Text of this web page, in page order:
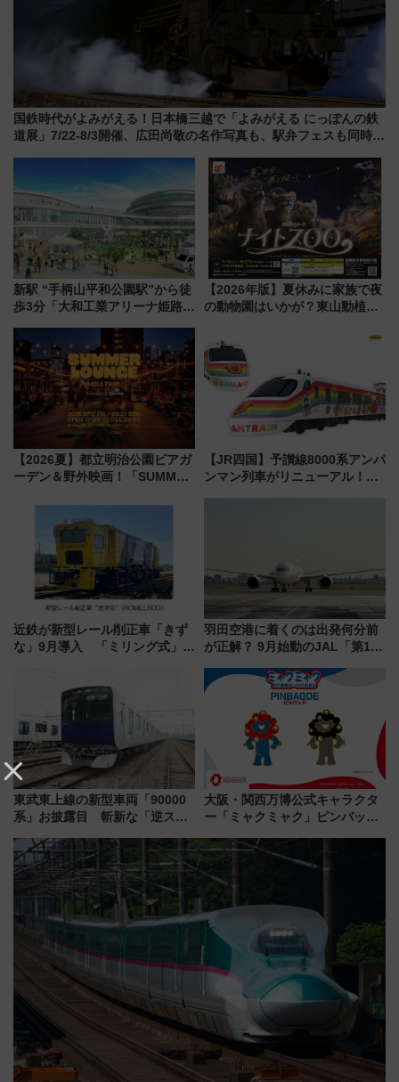
国鉄時代がよみがえる！日本橋三越で「よみがえる にっぽんの鉄
道展」7/22-8/3開催、広田尚敬の名作写真も、駅弁フェスも同時開
新駅 “手柄山平和公園駅”から徒
歩3分「大和工業アリーナ姫路」
大相撲巡業など 豪華イベントと
アクセス
【2026年版】夏休みに家族で夜
の動物園はいかが？東山動植物
ZOO」開催情報
【2026夏】都立明治公園ビアガ
ーデン＆野外映画！「SUMMER
を満喫！
【JR四国】予讃線8000系アンパ
ンマン列車がリニューアル！内
近鉄が新型レール削正車「きず
な」9月導入 「ミリング式」採
貢献するだけでなく、全線区で
活躍するための仕組みも
羽田空港に着くのは出発何分前
が正解？ 9月始動のJAL「第1タ
歩1キロ超え！ 知っておきたい
変更点まとめ
東武東上線の新型車両「90000
系」お披露目 斬新な「逆スラ
放的な車内空間に注目、デビュ
ーは9月
大阪・関西万博公式キャラクタ
ー「ミャクミャク」ピンバッジ
中旬発売